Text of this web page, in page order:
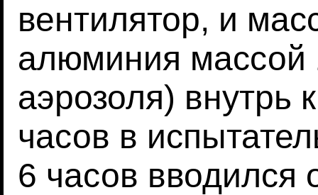
вентилятор, и
алюминия массой
аэрозоля) внутрь
часов в
6 часов вводился